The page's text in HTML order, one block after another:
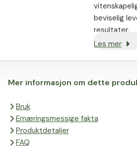
Mer informasjon om dette
Bruk
Ernæringsmessige fakta
Produktdetaljer
FAQ
beviselig
resultater.
Les mer